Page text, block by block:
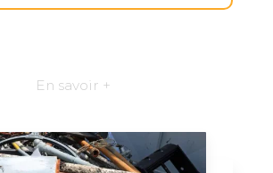
En savoir +